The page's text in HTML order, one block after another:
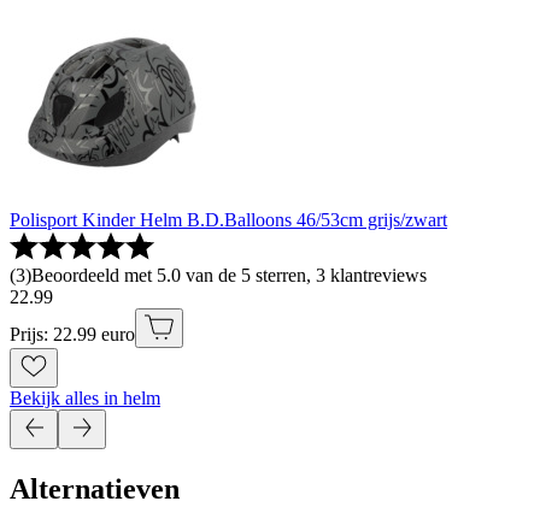
Polisport Kinder Helm B.D.Balloons 46/53cm grijs/zwart
(3)Beoordeeld met 5.0 van de 5 sterren, 3 klantreviews
22.99
Prijs: 22.99 euro
Bekijk alles in helm
Alternatieven